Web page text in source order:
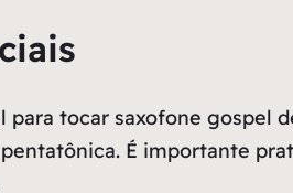
tocar saxofone gospel
É importante